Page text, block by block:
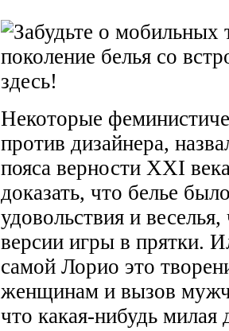
Некоторые
против дизайнера,
пояса верности XXI
доказать, что белье
удовольствия и
версии игры в прятки.
самой Лорио это
женщинам и вызов
что какая-нибудь